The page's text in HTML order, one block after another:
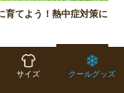
サイズ クールグッズ
育てよう！熱中症対策に